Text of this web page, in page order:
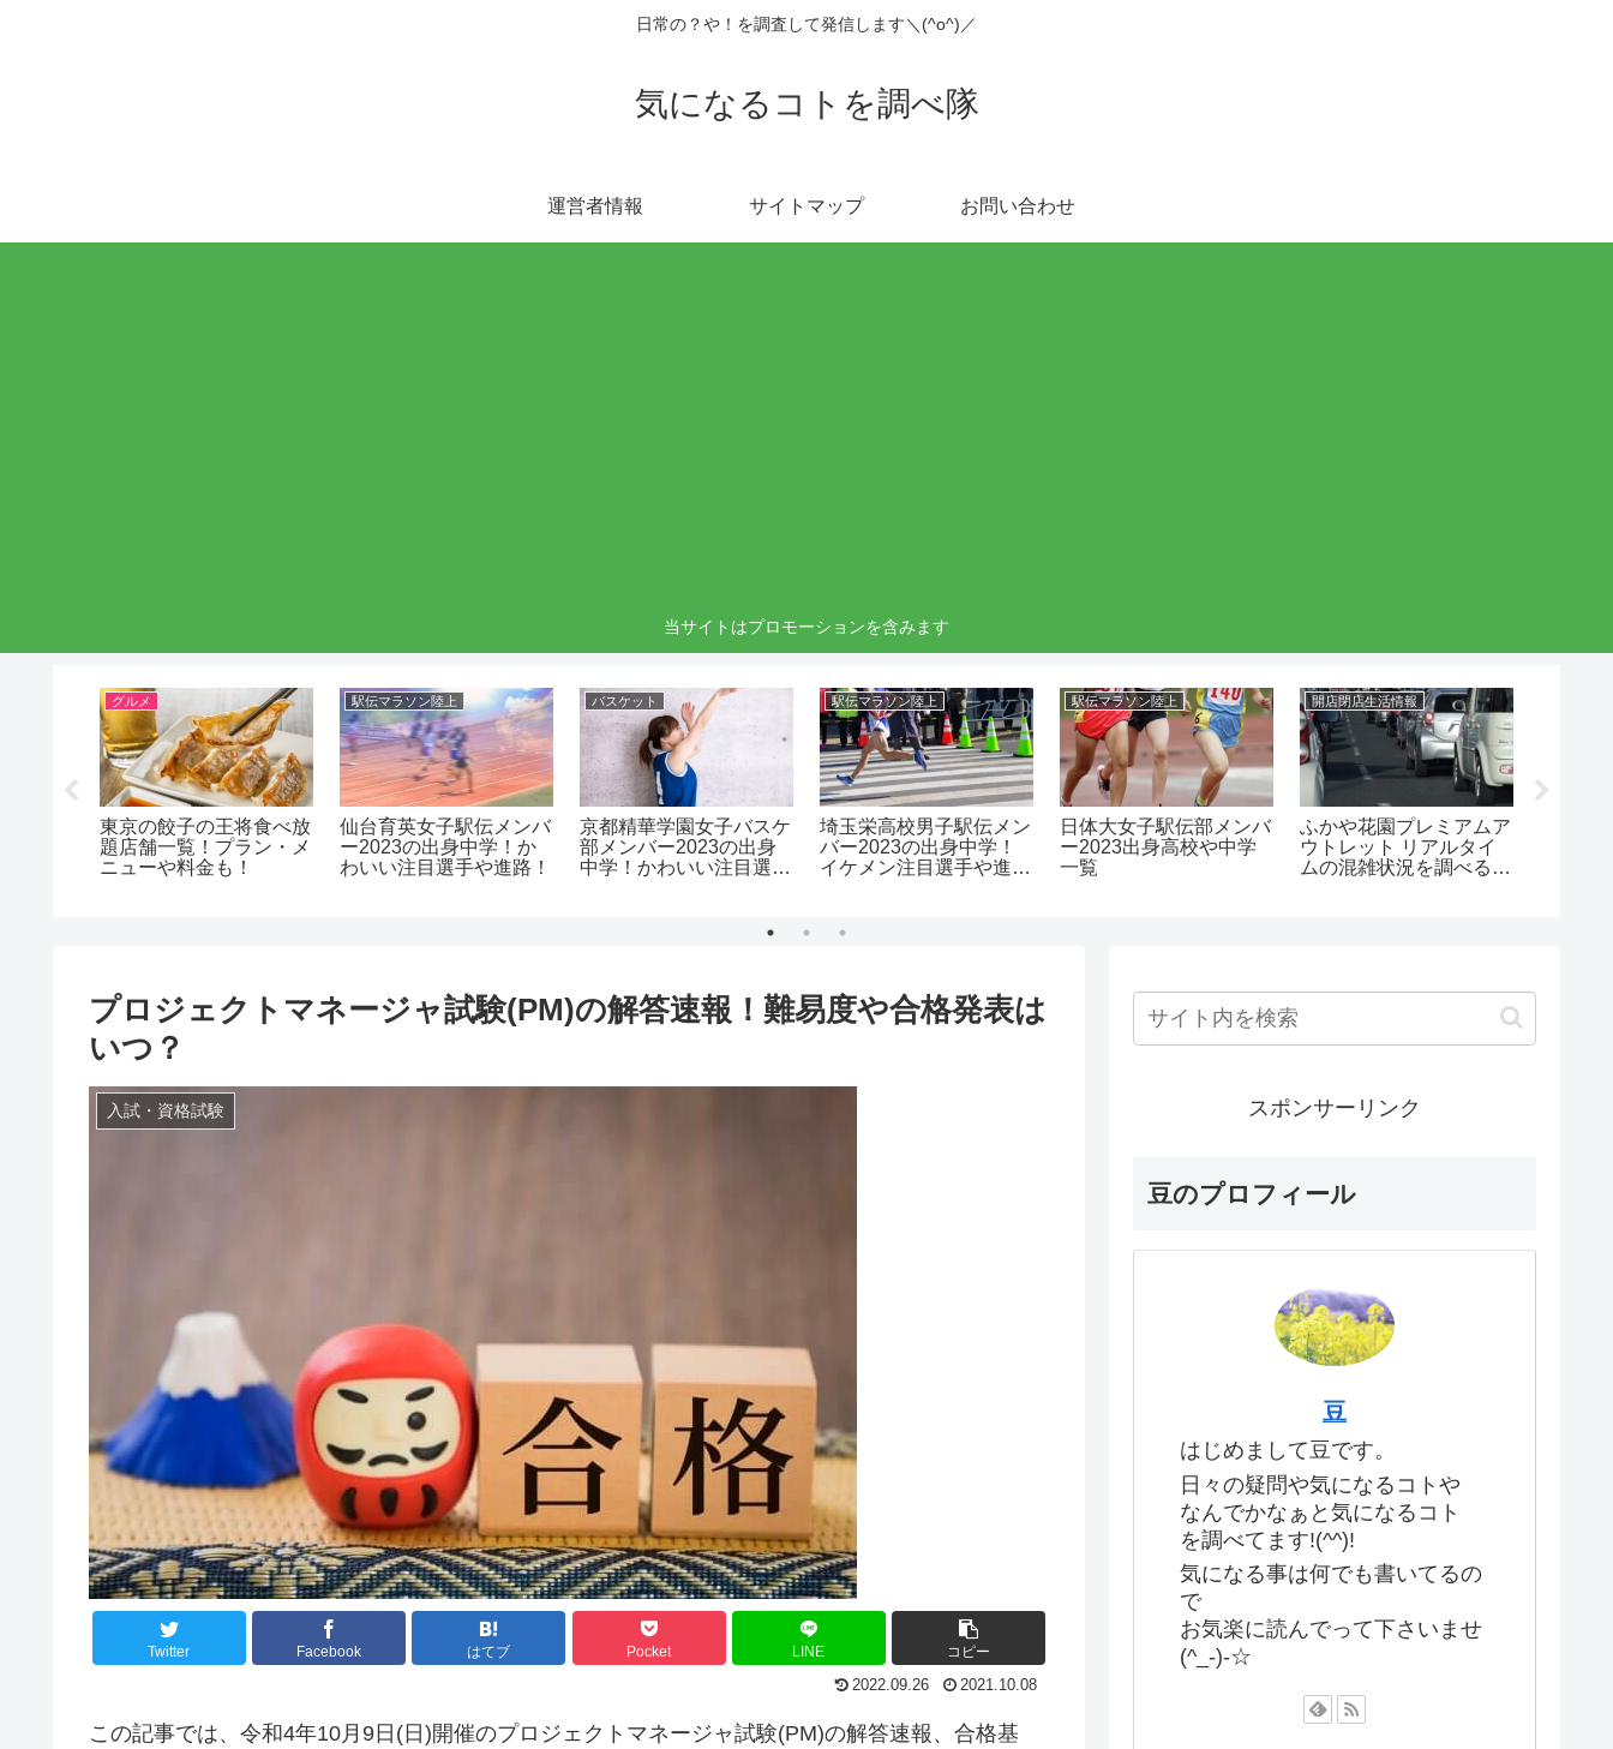
日常の？や！を調査して発信します＼(^o^)／
気になるコトを調べ隊
運営者情報 サイトマップ お問い合わせ
当サイトはプロモーションを含みます
グルメ
東京の餃子の王将食べ放
題店舗一覧！プラン・メ
ニューや料金も！
駅伝マラソン陸上
仙台育英女子駅伝メンバ
ー2023の出身中学！か
わいい注目選手や進路！
バスケット
京都精華学園女子バスケ
部メンバー2023の出身
中学！かわいい注目選手
駅伝マラソン陸上
埼玉栄高校男子駅伝メン
バー2023の出身中学！
イケメン注目選手や進
駅伝マラソン陸上
日体大女子駅伝部メンバ
ー2023出身高校や中学
一覧
開店閉店生活情報
ふかや花園プレミアムア
ウトレット リアルタイ
ムの混雑状況を調べる方
プロジェクトマネージャ試験(PM)の解答速報！難易度や合格発表は
いつ？
入試・資格試験
Twitter Facebook はてブ Pocket LINE コピー
2022.09.26 2021.10.08
この記事では、令和4年10月9日(日)開催のプロジェクトマネージャ試験(PM)の解答速報、合格基
スポンサーリンク
豆のプロフィール
豆
はじめまして豆です。
日々の疑問や気になるコトや
なんでかなぁと気になるコト
を調べてます!(^^)!
気になる事は何でも書いてるの
で
お気楽に読んでって下さいませ
(^_-)-☆